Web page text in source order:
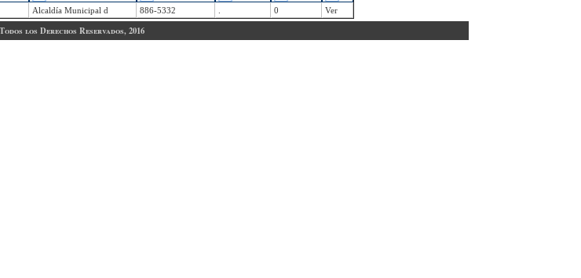
Alcaldía Municipal d 886-5332 0 Ver
los Derechos Reservados, 2016